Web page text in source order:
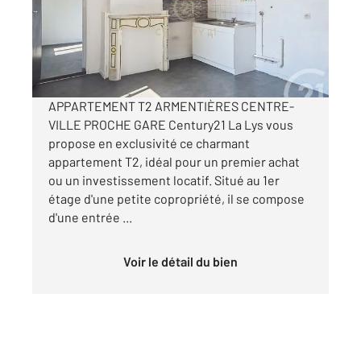
Appartement F2 à vendre
55 000 €
Visiter le site dédié
APPARTEMENT T2 ARMENTIÈRES CENTRE-
VILLE PROCHE GARE Century21 La Lys vous
propose en exclusivité ce charmant
appartement T2, idéal pour un premier achat
ou un investissement locatif. Situé au 1er
étage d'une petite copropriété, il se compose
d'une entrée ...
Voir le détail du bien